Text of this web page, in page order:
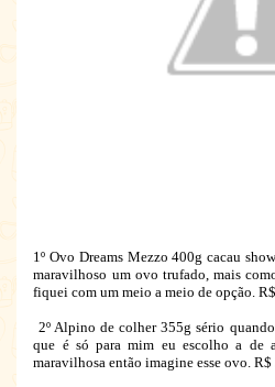
1º Ovo Dreams Mezzo 400g cacau
maravilhoso um ovo trufado, mais
fiquei com um meio a meio de opção.
2º Alpino de colher 355g sério
que é só para mim eu escolho a de
maravilhosa então imagine esse ovo. R$